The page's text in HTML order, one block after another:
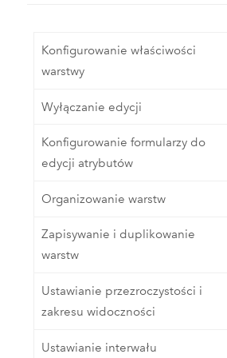
Konfigurowanie właściwości
warstwy
Wyłączanie edycji
Konfigurowanie formularzy do
edycji atrybutów
Organizowanie warstw
Zapisywanie i duplikowanie
warstw
Ustawianie przezroczystości i
zakresu widoczności
Ustawianie interwału